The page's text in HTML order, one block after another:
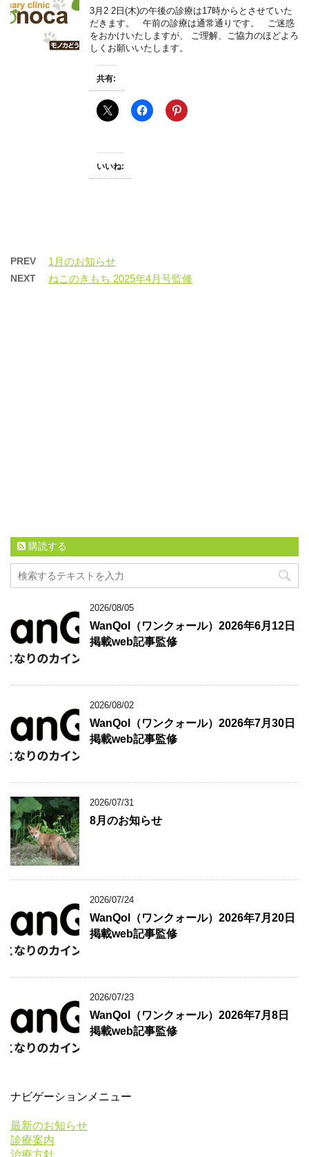
3月2 2日(木)の午後の診療は17時からとさせていた
だきます。 午前の診療は通常通りです。 ご迷惑
をおかけいたしますが、 ご理解、ご協力のほどよろ
しくお願いいたします。
共有:
いいね:
PREV 1月のお知らせ
NEXT ねこのきもち 2025年4月号監修
購読する
2026/08/05
WanQol（ワンクォール）2026年6月12日
掲載web記事監修
2026/08/02
WanQol（ワンクォール）2026年7月30日
掲載web記事監修
2026/07/31
8月のお知らせ
2026/07/24
WanQol（ワンクォール）2026年7月20日
掲載web記事監修
2026/07/23
WanQol（ワンクォール）2026年7月8日
掲載web記事監修
ナビゲーションメニュー
最新のお知らせ
診療案内
治療方針